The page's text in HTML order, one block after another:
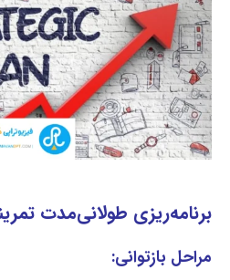
برنامه‌ریزی طولانی‌مدت
مراحل بازتوانی: